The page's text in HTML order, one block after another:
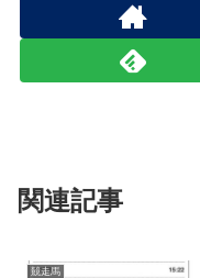
関連記事
競走馬